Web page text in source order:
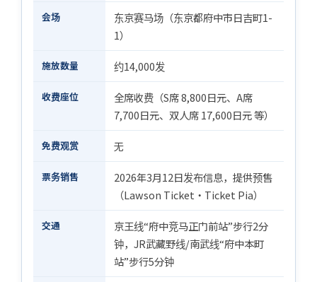
会场
东京赛马场（东京都府中市日吉町1-
1）
施放数量 约14,000发
收费座位
全席收费（S席 8,800日元、A席
7,700日元、双人席 17,600日元 等）
免费观赏 无
票务销售
2026年3月12日发布信息，提供预售
（Lawson Ticket・Ticket Pia）
交通
京王线“府中竞马正门前站”步行2分
钟，JR武藏野线/南武线“府中本町
站”步行5分钟